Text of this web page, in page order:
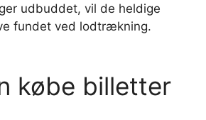
udbuddet, vil de heldige
fundet ved lodtrækning.
købe billetter